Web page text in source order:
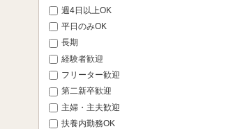
週4日以上OK
平日のみOK
長期
経験者歓迎
フリーター歓迎
第二新卒歓迎
主婦・主夫歓迎
扶養内勤務OK